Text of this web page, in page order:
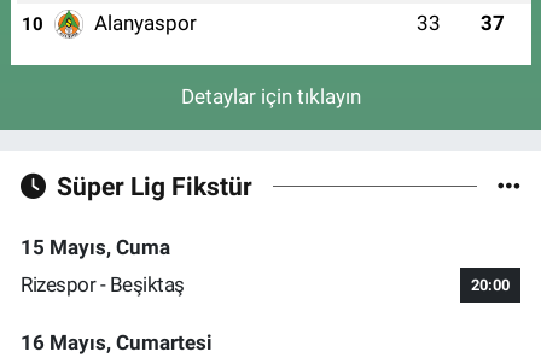
10 Alanyaspor 33 37
Detaylar için tıklayın
Süper Lig Fikstür
15 Mayıs, Cuma
Rizespor - Beşiktaş
20:00
16 Mayıs, Cumartesi